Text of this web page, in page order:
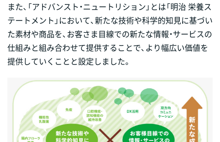
また、「アドバンスト・ニュートリション」とは「明治 栄養ス
テートメント」において、新たな技術や科学的知見に基づい
た素材や商品を、お客さま目線での新たな情報・サービスの
仕組みと組み合わせて提供することで、より幅広い価値を
提供していくことと設定しました。